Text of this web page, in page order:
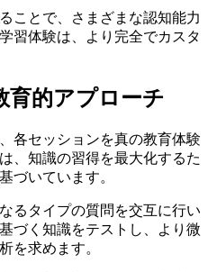
ことで、さまざまな認知能力
習体験は、より完全でカスタ
育的アプローチ
各セッションを真の教育体験
、知識の習得を最大化するた
づいています。
るタイプの質問を交互に行い
づく知識をテストし、より微
を求めます。